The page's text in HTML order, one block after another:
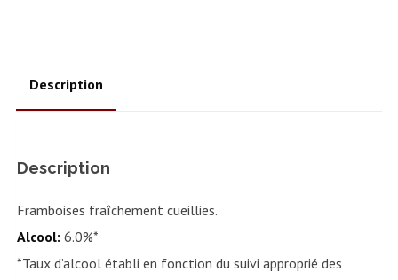
Description
Description
Framboises fraîchement cueillies.
Alcool: 6.0%*
*Taux d’alcool établi en fonction du suivi approprié des